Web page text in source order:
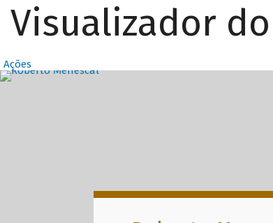
Visualizador
Ações
Destaques